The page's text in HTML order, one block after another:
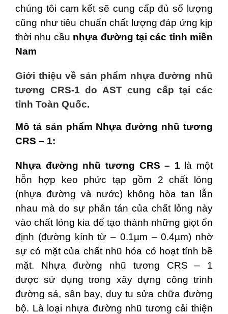
chúng tôi cam kết sẽ cung cấp đủ số lượng
cũng như tiêu chuẩn chất lượng đáp ứng kịp
thời nhu cầu nhựa đường tại các tỉnh miền
Nam
Giới thiệu về sản phẩm nhựa đường nhũ
tương CRS-1 do AST cung cấp tại các
tỉnh Toàn Quốc.
Mô tả sản phẩm Nhựa đường nhũ tương
CRS – 1:
Nhựa đường nhũ tương CRS – 1 là một
hỗn hợp keo phức tạp gồm 2 chất lỏng
(nhựa đường và nước) không hòa tan lẫn
nhau mà do sự phân tán của chất lỏng này
vào chất lỏng kia để tạo thành những giọt ổn
định (đường kính từ – 0.1µm – 0.4µm) nhờ
sự có mặt của chất nhũ hóa có hoạt tính bề
mặt. Nhựa đường nhũ tương CRS – 1
được sử dụng trong xây dựng công trình
đường sá, sân bay, duy tu sửa chữa đường
bộ. Là loại nhựa đường nhũ tương cải thiện